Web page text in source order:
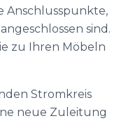
Anschlusspunkte,
sind.
zu Ihren Möbeln
Stromkreis
neue Zuleitung